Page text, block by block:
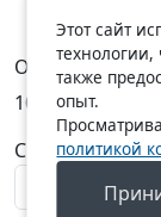
Открыты
10:00 — 19:00
C Пн по Пт
Этот сайт
также
опыт.
политикой